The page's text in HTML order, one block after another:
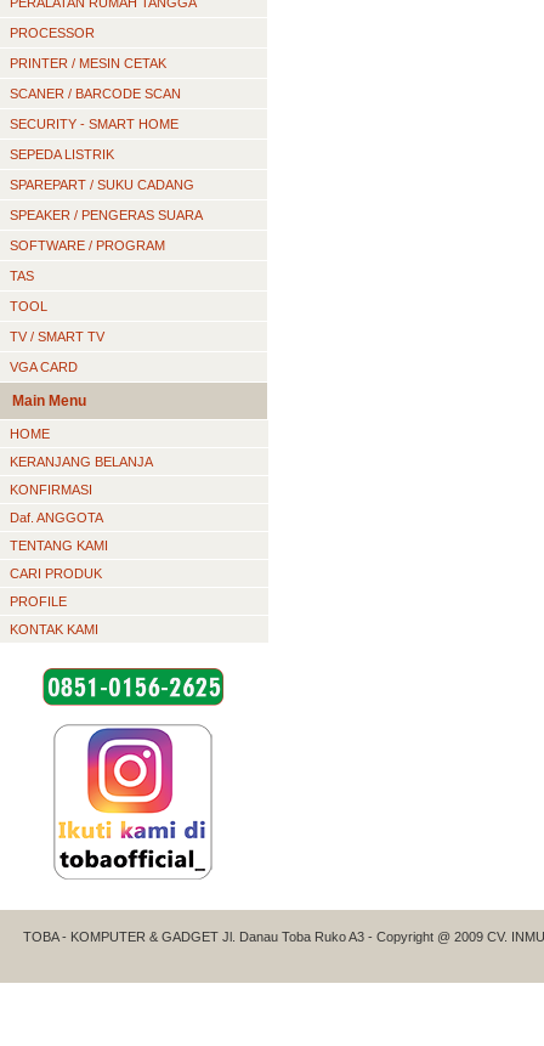
PROCESSOR
PRINTER / MESIN CETAK
SCANER / BARCODE SCAN
SECURITY - SMART HOME
SEPEDA LISTRIK
SPAREPART / SUKU CADANG
SPEAKER / PENGERAS SUARA
SOFTWARE / PROGRAM
TAS
TOOL
TV / SMART TV
VGA CARD
Main Menu
HOME
KERANJANG BELANJA
KONFIRMASI
Daf. ANGGOTA
TENTANG KAMI
CARI PRODUK
PROFILE
KONTAK KAMI
TOBA - KOMPUTER & GADGET Jl. Danau Toba Ruko A3 - Copyright @ 2009 CV.